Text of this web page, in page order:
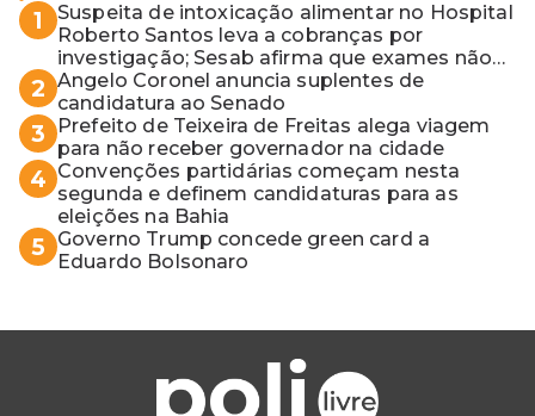
1
Suspeita de intoxicação alimentar no Hospital
Roberto Santos leva a cobranças por
investigação; Sesab afirma que exames não
apontaram contaminação
2 Angelo Coronel anuncia suplentes de
candidatura ao Senado
3
Prefeito de Teixeira de Freitas alega viagem
para não receber governador na cidade
4 Convenções partidárias começam nesta
segunda e definem candidaturas para as
eleições na Bahia
5
Governo Trump concede green card a
Eduardo Bolsonaro